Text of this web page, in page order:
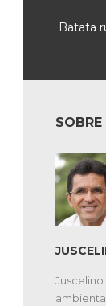
Batata